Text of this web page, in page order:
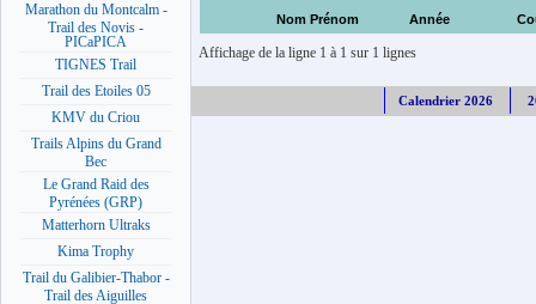
Marathon du Montcalm -
Trail des Novis -
PICaPICA
TIGNES Trail
Trail des Etoiles 05
KMV du Criou
Trails Alpins du Grand
Bec
Le Grand Raid des
Pyrénées (GRP)
Matterhorn Ultraks
Kima Trophy
Trail du Galibier-Thabor -
Trail des Aiguilles
Nom Prénom Année
Affichage de la ligne 1 à 1 sur 1 lignes
Calendrier 2026